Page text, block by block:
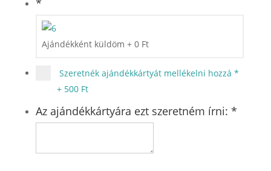
Ajándékként küldöm + 0 Ft
Szeretnék ajándékkártyát mellékelni hozzá *
+ 500 Ft
Az ajándékkártyára ezt szeretném írni: *